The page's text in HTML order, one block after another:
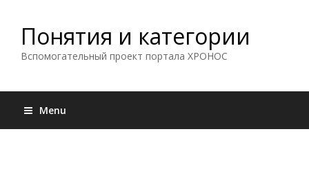
Понятия и категории
Вспомогательный проект портала ХРОНОС
Menu